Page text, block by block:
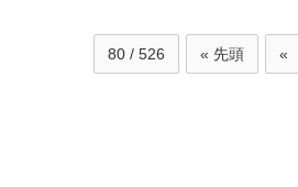
80 / 526 « 先頭 «